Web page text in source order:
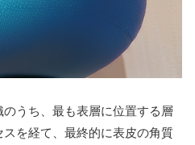
のうち、最も表層に位置する層
を経て、最終的に表皮の角質